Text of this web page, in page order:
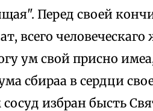
Перед своей
всего
ум свой присно
сбираа в сердци
сосуд избран бысть